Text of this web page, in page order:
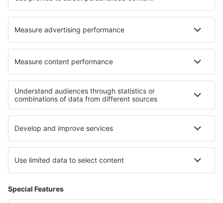
Ubytování v Národní park Jotunheimen
Ubytování v Národní park Sør-Spitsbergen
Ubytování v Národní park Saltfjellet–Svartisen
Ubytování ve Flachau Ubytování na Molokai
Ubytování na Mallorce Ubytování na ostrově Svatý Martin
Ubytování in Faaker See